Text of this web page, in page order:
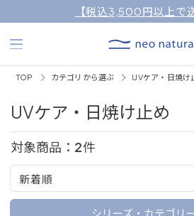
【税込3,500円以上で
TOP カテゴリから選ぶ UVケア・日焼け
UVケア・日焼け止め
対象商品： 2件
新着順
シリーズ・カテゴリ